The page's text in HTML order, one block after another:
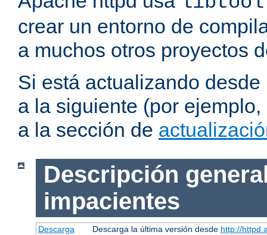
crear un entorno de
a muchos otros proyectos
Si está actualizando
a la siguiente (por
a la sección de
Descripción
impacientes
Descarga Descarga la última versión desde http://